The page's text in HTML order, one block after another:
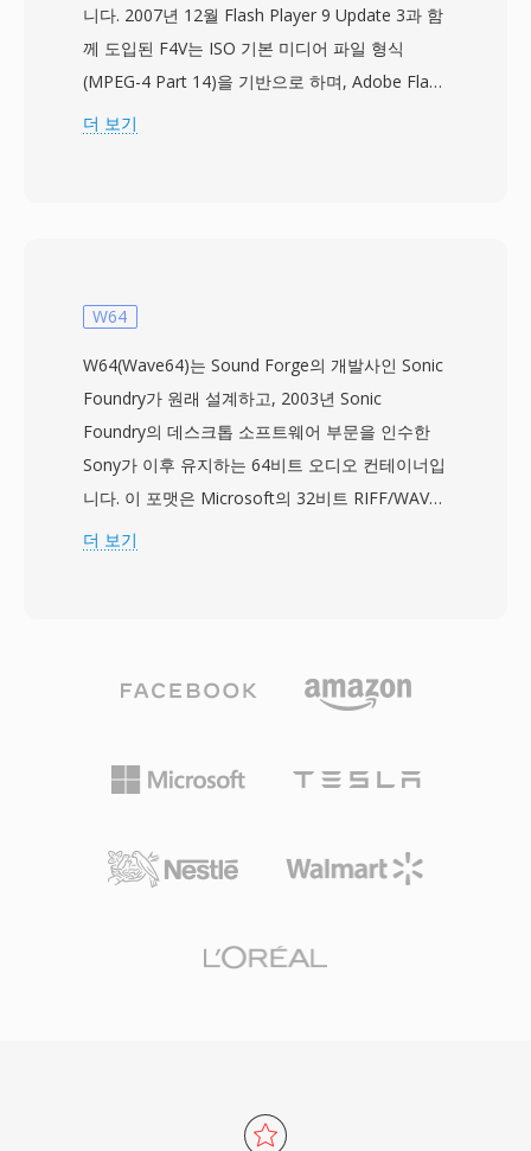
니다. 2007년 12월 Flash Player 9 Update 3과 함
께 도입된 F4V는 ISO 기본 미디어 파일 형식
(MPEG-4 Part 14)을 기반으로 하며, Adobe Flash
플랫폼 내에서 H.264 비디오 코덱과 AAC 오디오
인코딩, 멀티채널 AAC 오디오, 자막 및 캡션을 위
니다. F4V는 기존 FLV 컨테이너가 이 새로운 코덱
을 효율적으로 패키징할 수 없었기 때문에, 웹에서
H.264 콘텐츠에 대한 증가하는 수요를 해결하기
위한 전략적 조치였습니다. 전성기 동안 F4V는
Flash 기반 스트리밍 플랫폼과 웹상의 비디오 플
레이어를 통해 전달되는 고품질 비디오 콘텐츠의
을 제공합니다. HTML5 비디오가 Flash Player를
대체하면서 새로운 F4V 콘텐츠 생성은 감소했지
은 현대 도구를 통해 쉽게 접근할 수 있습니다.
더 보기
W64
W64(Wave64)는 Sound Forge의 개발사인 Sonic
Foundry가 원래 설계하고, 2003년 Sonic
Foundry의 데스크톱 소프트웨어 부문을 인수한
Sony가 이후 유지하는 64비트 오디오 컨테이너입
니다. 이 포맷은 Microsoft의 32비트 RIFF/WAV
사양이 부과하는 4 GB 파일 크기 제한을 직접 해
이를 달성합니다. 이 구조적 변경으로 파일 크기가
약이 사라집니다. 이 포맷은 임의의 샘플레이트,
비트 심도, 채널 구성을 지원하여 영화 스코어링,
다. Sound Forge, Audacity 및 기타 전문 디지털
다. 장시간 고충실도 소재를 일상적으로 다루는 엔
더 보기